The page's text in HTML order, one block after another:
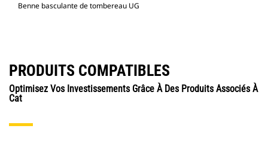
Benne basculante de tombereau UG
PRODUITS COMPATIBLES
Optimisez Vos Investissements Grâce À Des Produits Associés À
Cat